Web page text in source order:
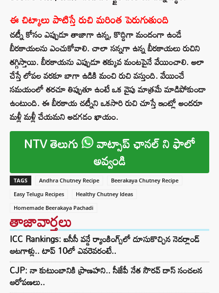
ఈ చిట్కాలు పాటిస్తే రుచి మరింత పెరుగుతుంది
చట్నీ కోసం ఎప్పుడూ తాజాగా ఉన్న, కొద్దిగా మందంగా ఉండే
బీరకాయలను ఎంచుకోవాలి. చాలా సన్నగా ఉన్న బీరకాయలు రుచిని
తగ్గిస్తాయి. బీరకాయను ఎప్పుడూ తక్కువ మంటపైనే వేయించాలి. అలా
చేస్తే లోపల వరకూ బాగా ఉడికి మంచి రుచి వస్తుంది. వేయించే
సమయంలో తరచూ తిప్పుతూ ఉంటే ఒక వైపు మాత్రమే మాడిపోకుండా
ఉంటుంది. ఈ బీరకాయ చట్నీని ఒకసారి రుచి చూస్తే ఇంట్లో అందరూ
మళ్లీ మళ్లీ చేయమని అడగడం ఖాయం.
NTV తెలుగు వాట్సాప్ ఛానల్ ని ఫాలో
అవ్వండి
TAGS Andhra Chutney Recipe
Beerakaya Chutney Recipe
Easy Telugu Recipes
Healthy Chutney Ideas
Homemade Beerakaya Pachadi
తాజావార్తలు
ICC Rankings: ఐసీసీ వన్డే ర్యాంకింగ్స్‌లో దూసుకొచ్చిన నెదర్లాండ్
ఆటగాళ్లు.. టాప్ 10లో ఎవరెవరంటే..
CJP: నా కుటుంబానికి ప్రాణహని.. సీజేపీ నేత సౌరవ్ దాస్ సంచలన
ఆరోపణలు..